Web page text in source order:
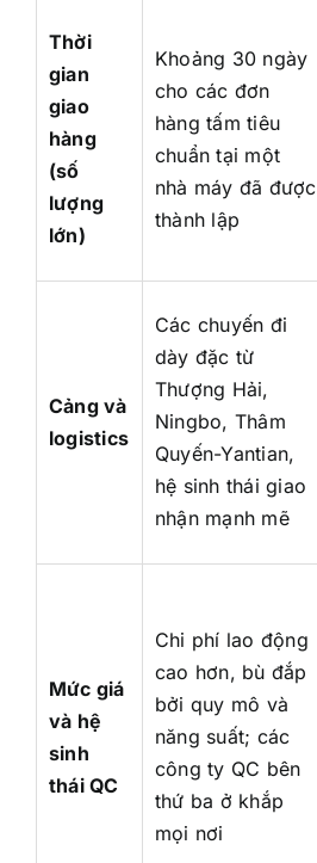
Thời
gian
giao
hàng
(số
lượng
lớn)
Khoảng 30 ngày
cho các đơn
hàng tấm tiêu
chuẩn tại một
nhà máy đã được
thành lập
Cảng và
logistics
Các chuyến đi
dày đặc từ
Thượng Hải,
Ningbo, Thâm
Quyến-Yantian,
hệ sinh thái giao
nhận mạnh mẽ
Mức giá
và hệ
sinh
thái QC
Chi phí lao động
cao hơn, bù đắp
bởi quy mô và
năng suất; các
công ty QC bên
thứ ba ở khắp
mọi nơi